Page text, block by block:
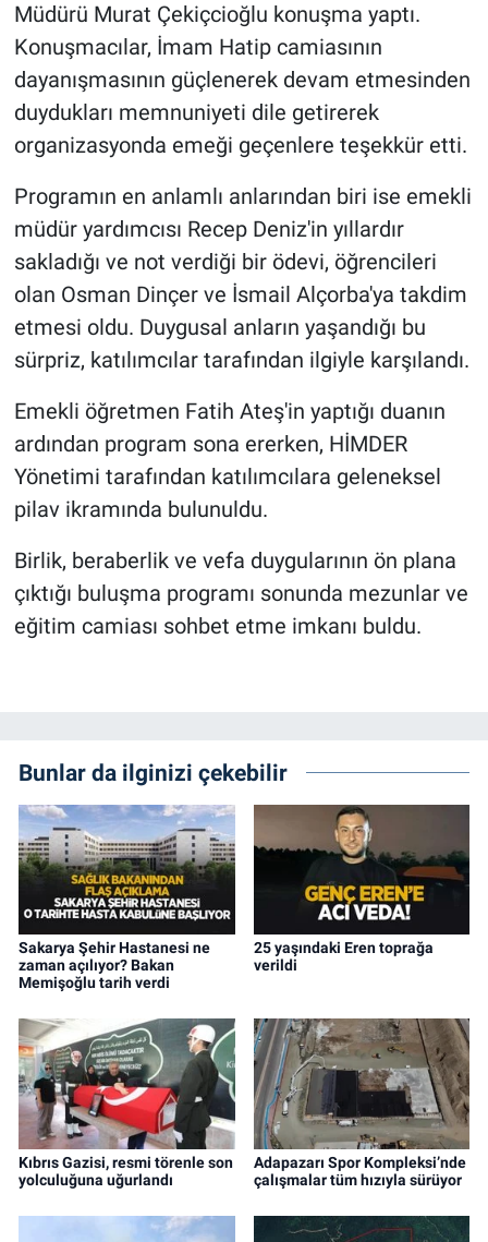
Müdürü Murat Çekiçcioğlu konuşma yaptı.
Konuşmacılar, İmam Hatip camiasının
dayanışmasının güçlenerek devam etmesinden
duydukları memnuniyeti dile getirerek
organizasyonda emeği geçenlere teşekkür etti.
Programın en anlamlı anlarından biri ise emekli
müdür yardımcısı Recep Deniz'in yıllardır
sakladığı ve not verdiği bir ödevi, öğrencileri
olan Osman Dinçer ve İsmail Alçorba'ya takdim
etmesi oldu. Duygusal anların yaşandığı bu
sürpriz, katılımcılar tarafından ilgiyle karşılandı.
Emekli öğretmen Fatih Ateş'in yaptığı duanın
ardından program sona ererken, HİMDER
Yönetimi tarafından katılımcılara geleneksel
pilav ikramında bulunuldu.
Birlik, beraberlik ve vefa duygularının ön plana
çıktığı buluşma programı sonunda mezunlar ve
eğitim camiası sohbet etme imkanı buldu.
Bunlar da ilginizi çekebilir
Sakarya Şehir Hastanesi ne
zaman açılıyor? Bakan
Memişoğlu tarih verdi
25 yaşındaki Eren toprağa
verildi
Kıbrıs Gazisi, resmi törenle son
yolculuğuna uğurlandı
Adapazarı Spor Kompleksi’nde
çalışmalar tüm hızıyla sürüyor